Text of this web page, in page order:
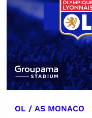
OL / AS MONACO